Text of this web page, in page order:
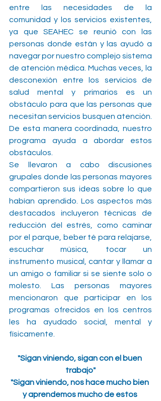
entre las necesidades de la
comunidad y los servicios existentes,
ya que SEAHEC se reunió con las
personas donde están y las ayudó a
navegar por nuestro complejo sistema
de atención médica. Muchas veces, la
desconexión entre los servicios de
salud mental y primarios es un
obstáculo para que las personas que
necesitan servicios busquen atención.
De esta manera coordinada, nuestro
programa ayuda a abordar estos
obstáculos.
Se llevaron a cabo discusiones
grupales donde las personas mayores
compartieron sus ideas sobre lo que
habían aprendido. Los aspectos más
destacados incluyeron técnicas de
reducción del estrés, como caminar
por el parque, beber té para relajarse,
escuchar música, tocar un
instrumento musical, cantar y llamar a
un amigo o familiar si se siente solo o
molesto. Las personas mayores
mencionaron que participar en los
programas ofrecidos en los centros
les ha ayudado social, mental y
físicamente.
"Sigan viniendo, sigan con el buen
trabajo"
"Sigan viniendo, nos hace mucho bien
y aprendemos mucho de estos